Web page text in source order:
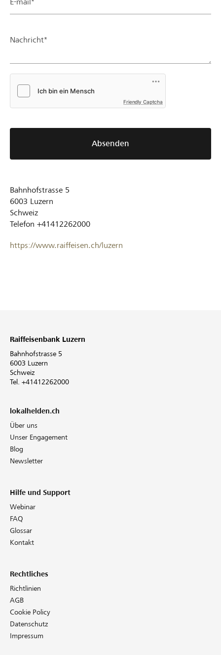
E-mail*
Nachricht*
Friendly Captcha
Absenden
Bahnhofstrasse 5
6003 Luzern
Schweiz
Telefon +41412262000
https://www.raiffeisen.ch/luzern
Raiffeisenbank Luzern
Bahnhofstrasse 5
6003 Luzern
Schweiz
Tel. +41412262000
lokalhelden.ch
Über uns
Unser Engagement
Blog
Newsletter
Hilfe und Support
Webinar
FAQ
Glossar
Kontakt
Rechtliches
Richtlinien
AGB
Cookie Policy
Datenschutz
Impressum